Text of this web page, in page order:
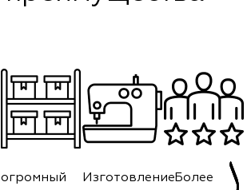
огромный
ИзготовлениеБолее